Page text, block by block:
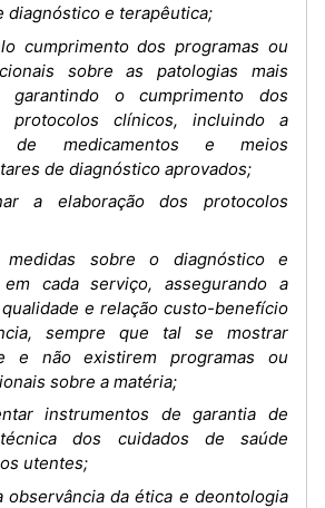
diagnóstico e terapêutica;
cumprimento dos programas ou
sobre as patologias mais
garantindo o cumprimento dos
protocolos clínicos, incluindo a
de medicamentos e meios
de diagnóstico aprovados;
a elaboração dos protocolos
sobre o diagnóstico e
em cada serviço, assegurando a
e relação custo-benefício
sempre que tal se mostrar
e não existirem programas ou
sobre a matéria;
instrumentos de garantia de
dos cuidados de saúde
utentes;
observância da ética e deontologia